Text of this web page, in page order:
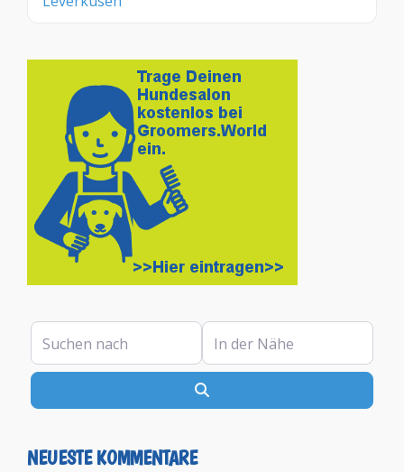
Suchen nach In der Nähe
NEUESTE KOMMENTARE